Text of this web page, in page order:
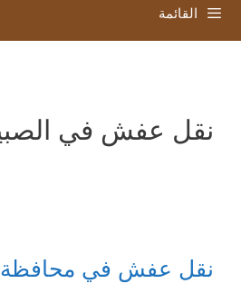
القائمة
نقل عفش في
نقل عفش في محافظة